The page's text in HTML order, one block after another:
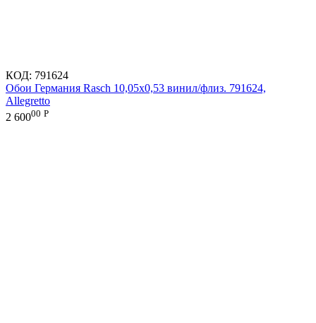
КОД: 791624
Обои Германия Rasch 10,05x0,53 винил/флиз. 791624,
Allegretto
2 60000 Р